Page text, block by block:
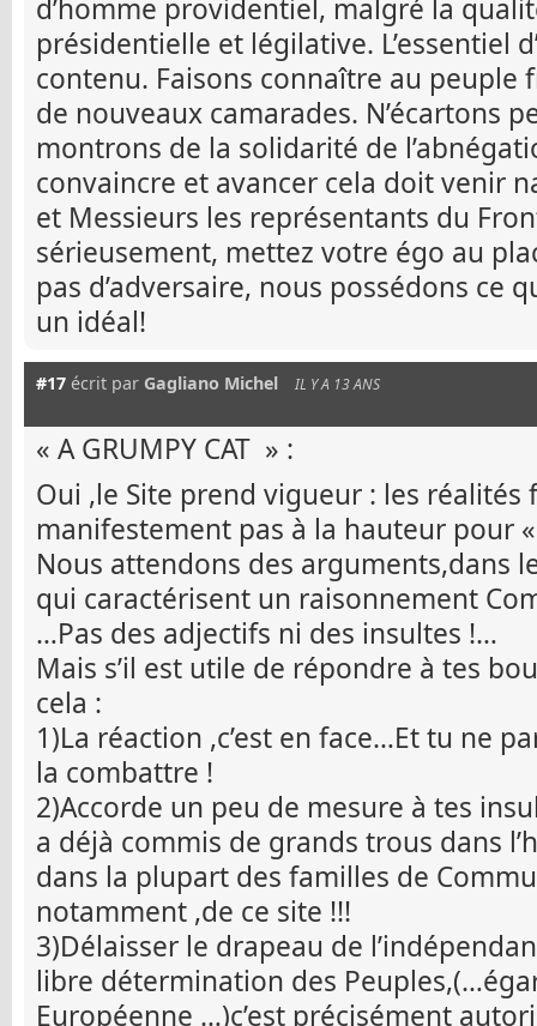
d’homme providentiel, malgré la
présidentielle et légilative. L’essentiel
contenu. Faisons connaître au peuple
de nouveaux camarades. N’écartons
montrons de la solidarité de
convaincre et avancer cela doit venir
et Messieurs les représentants du
sérieusement, mettez votre égo au
pas d’adversaire, nous possédons ce
un idéal!
#17 écrit par Gagliano Michel IL Y A 13 ANS
« A GRUMPY CAT » :
Oui ,le Site prend vigueur : les réalités
manifestement pas à la hauteur pour «
Nous attendons des arguments,dans
qui caractérisent un raisonnement
…Pas des adjectifs ni des insultes !…
Mais s’il est utile de répondre à tes
cela :
1)La réaction ,c’est en face…Et tu ne
la combattre !
2)Accorde un peu de mesure à tes
a déjà commis de grands trous dans
dans la plupart des familles de
notamment ,de ce site !!!
3)Délaisser le drapeau de
libre détermination des
Européenne …)c’est précisément